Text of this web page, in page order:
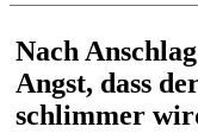
Nach
Angst, dass
schlimmer